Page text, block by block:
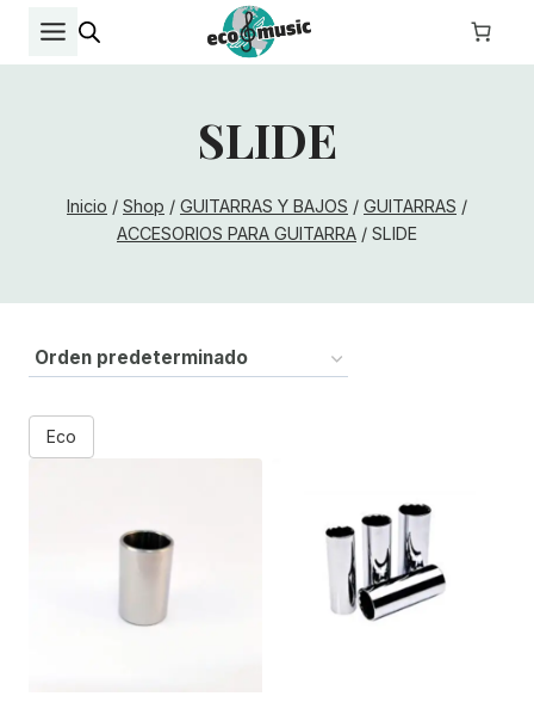
SLIDE
Inicio / Shop / GUITARRAS Y BAJOS / GUITARRAS /
ACCESORIOS PARA GUITARRA / SLIDE
Eco